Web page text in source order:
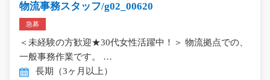
物流事務スタッフ/g02_00620
急募
＜未経験の方歓迎★30代女性活躍中！＞ 物流拠点での、
一般事務作業です。 …
長期（3ヶ月以上）